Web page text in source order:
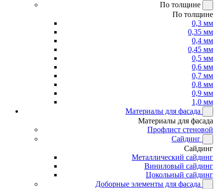
По толщине
По толщине
0,3 мм
0,35 мм
0,4 мм
0,45 мм
0,5 мм
0,6 мм
0,7 мм
0,8 мм
0,9 мм
1,0 мм
Материалы для фасада
Материалы для фасада
Профлист стеновой
Сайдинг
Сайдинг
Металлический сайдинг
Виниловый сайдинг
Цокольный сайдинг
Доборные элементы для фасада